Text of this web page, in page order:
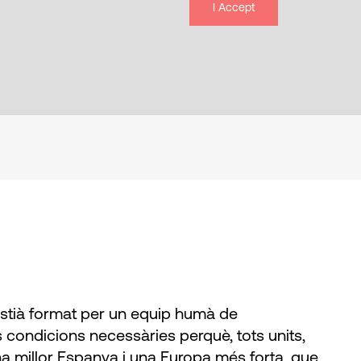
I Accept
format per un equip humà de
necessàries perquè, tots units,